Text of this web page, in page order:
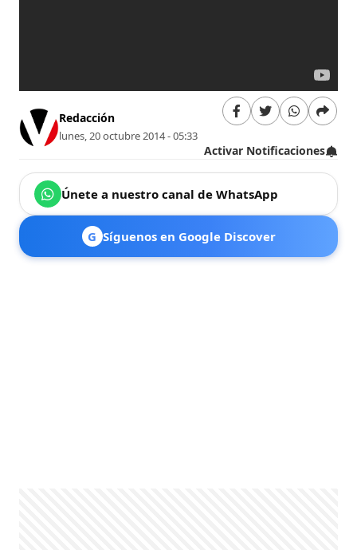
Redacción
lunes, 20 octubre 2014 - 05:33
Activar Notificaciones
Únete a nuestro canal de WhatsApp
G Síguenos en Google Discover